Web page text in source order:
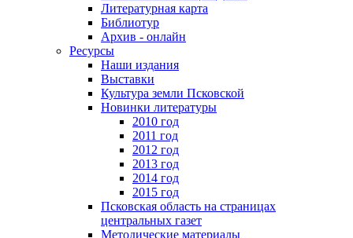
Литературная карта
Библиотур
Архив - онлайн
Ресурсы
Наши издания
Выставки
Культура земли Псковской
Новинки литературы
2010 год
2011 год
2012 год
2013 год
2014 год
2015 год
Псковская область на страницах
центральных газет
Методические материалы